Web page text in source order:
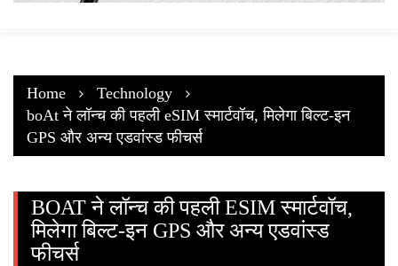
Home
Technology
boAt ने लॉन्च की पहली eSIM स्मार्टवॉच, मिलेगा बिल्ट-इन
GPS और अन्य एडवांस्ड फीचर्स
BOAT ने लॉन्च की पहली ESIM स्मार्टवॉच,
मिलेगा बिल्ट-इन GPS और अन्य एडवांस्ड
फीचर्स